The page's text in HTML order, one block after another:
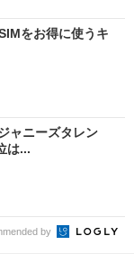
をお得に使うキ
ャニーズタレン
は...
by